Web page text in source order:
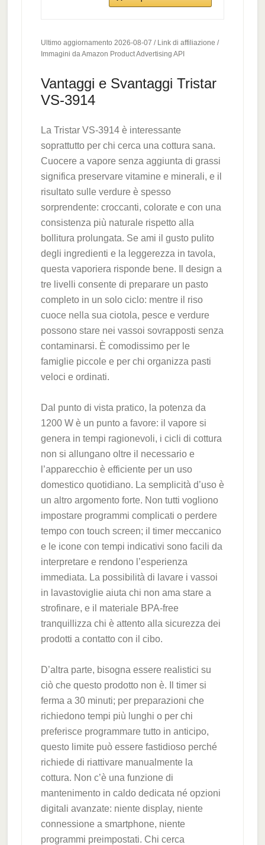
Ultimo aggiornamento 2026-08-07 / Link di affiliazione /
Immagini da Amazon Product Advertising API
Vantaggi e Svantaggi Tristar
VS-3914
La Tristar VS-3914 è interessante
soprattutto per chi cerca una cottura sana.
Cuocere a vapore senza aggiunta di grassi
significa preservare vitamine e minerali, e il
risultato sulle verdure è spesso
sorprendente: croccanti, colorate e con una
consistenza più naturale rispetto alla
bollitura prolungata. Se ami il gusto pulito
degli ingredienti e la leggerezza in tavola,
questa vaporiera risponde bene. Il design a
tre livelli consente di preparare un pasto
completo in un solo ciclo: mentre il riso
cuoce nella sua ciotola, pesce e verdure
possono stare nei vassoi sovrapposti senza
contaminarsi. È comodissimo per le
famiglie piccole e per chi organizza pasti
veloci e ordinati.
Dal punto di vista pratico, la potenza da
1200 W è un punto a favore: il vapore si
genera in tempi ragionevoli, i cicli di cottura
non si allungano oltre il necessario e
l’apparecchio è efficiente per un uso
domestico quotidiano. La semplicità d’uso è
un altro argomento forte. Non tutti vogliono
impostare programmi complicati o perdere
tempo con touch screen; il timer meccanico
e le icone con tempi indicativi sono facili da
interpretare e rendono l’esperienza
immediata. La possibilità di lavare i vassoi
in lavastoviglie aiuta chi non ama stare a
strofinare, e il materiale BPA-free
tranquillizza chi è attento alla sicurezza dei
prodotti a contatto con il cibo.
D’altra parte, bisogna essere realistici su
ciò che questo prodotto non è. Il timer si
ferma a 30 minuti; per preparazioni che
richiedono tempi più lunghi o per chi
preferisce programmare tutto in anticipo,
questo limite può essere fastidioso perché
richiede di riattivare manualmente la
cottura. Non c’è una funzione di
mantenimento in caldo dedicata né opzioni
digitali avanzate: niente display, niente
connessione a smartphone, niente
programmi preimpostati. Chi cerca